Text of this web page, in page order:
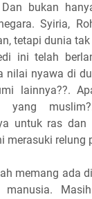
bukan
Syiria,
tetapi dunia
ini telah
nilai nyawa di
lainnya??.
yang
untuk ras dan
merasuki relung
memang ada
manusia.